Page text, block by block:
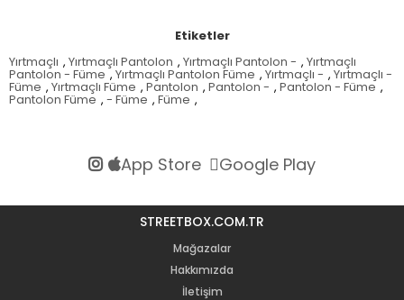
Etiketler
Yırtmaçlı , Yırtmaçlı Pantolon , Yırtmaçlı Pantolon - , Yırtmaçlı
Pantolon - Füme , Yırtmaçlı Pantolon Füme , Yırtmaçlı - , Yırtmaçlı -
Füme , Yırtmaçlı Füme , Pantolon , Pantolon - , Pantolon - Füme ,
Pantolon Füme , - Füme , Füme ,
App Store Google Play
STREETBOX.COM.TR
Mağazalar
Hakkımızda
İletişim